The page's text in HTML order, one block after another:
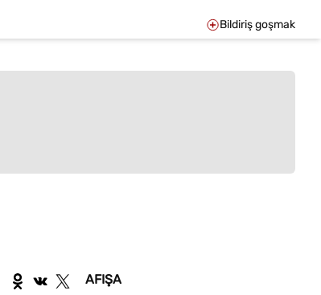
Bildiriş goşmak
AFIŞA